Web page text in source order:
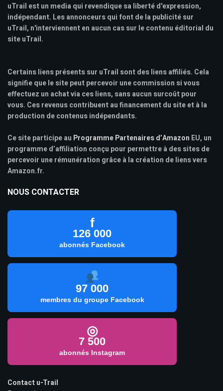
uTrail est un media qui revendique sa liberté d'expression,
indépendant. Les annonceurs qui font de la publicité sur
uTrail, n'interviennent en aucun cas sur le contenu éditorial du
site uTrail.
Certains liens présents sur uTrail sont des liens affiliés. Cela
signifie que le site peut percevoir une commission si vous
effectuez un achat via ces liens, sans aucun surcoût pour
vous. Ces revenus contribuent au financement du site et à la
production de contenus indépendants.
Ce site participe au Programme Partenaires d’Amazon EU, un
programme d’affiliation conçu pour permettre à des sites de
percevoir une rémunération grâce à la création de liens vers
Amazon.fr.
NOUS CONTACTER
f
126 000
abonnés Facebook
97 000
membres du groupe Facebook
◎
7 500
abonnés Instagram
Contact u-Trail